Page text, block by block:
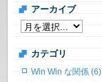
アーカイブ
カテゴリ
Win Win な関係 (6)